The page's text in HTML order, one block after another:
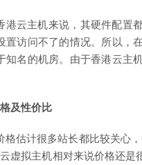
港云主机来说，其硬件配置
置访问不了的情况。所以，
知名的机房。由于香港云主
及性价比
格估计很多站长都比较关心
虚拟主机相对来说价格还